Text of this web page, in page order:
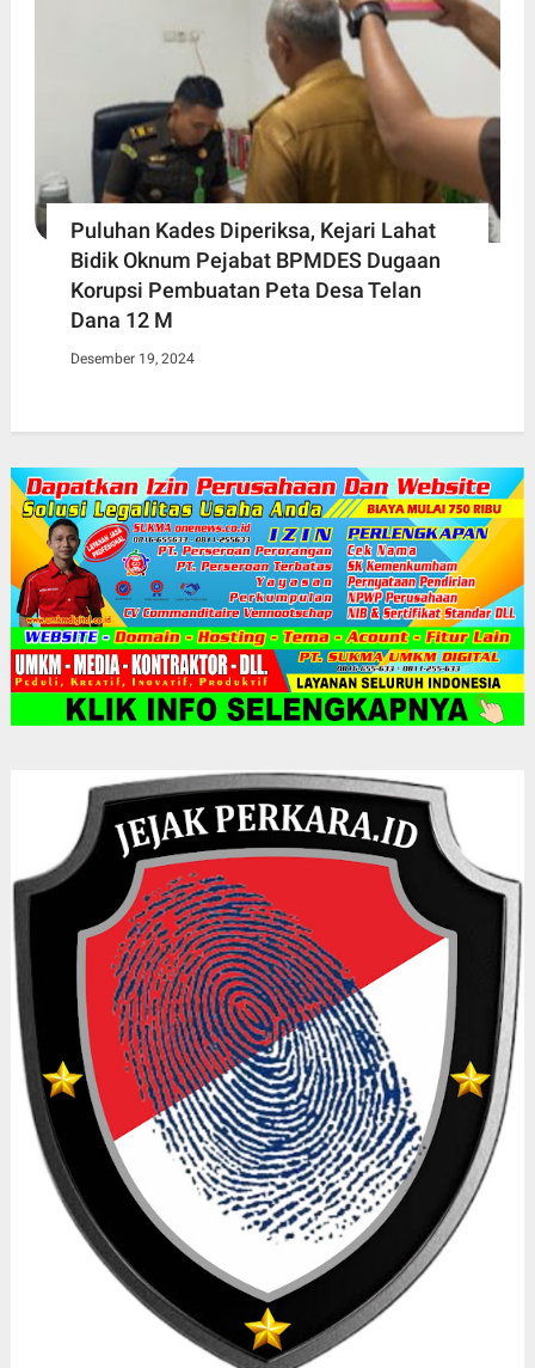
Puluhan Kades Diperiksa, Kejari Lahat
Bidik Oknum Pejabat BPMDES Dugaan
Korupsi Pembuatan Peta Desa Telan
Dana 12 M
Desember 19, 2024